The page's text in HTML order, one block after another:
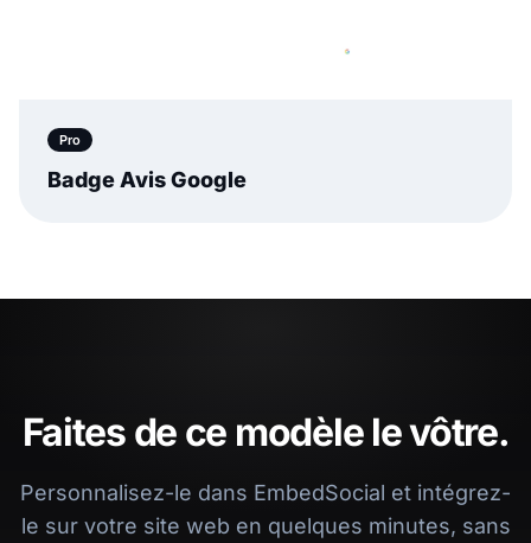
Pro
Badge Avis Google
Faites de ce modèle le vôtre.
Personnalisez-le dans EmbedSocial et intégrez-
le sur votre site web en quelques minutes, sans